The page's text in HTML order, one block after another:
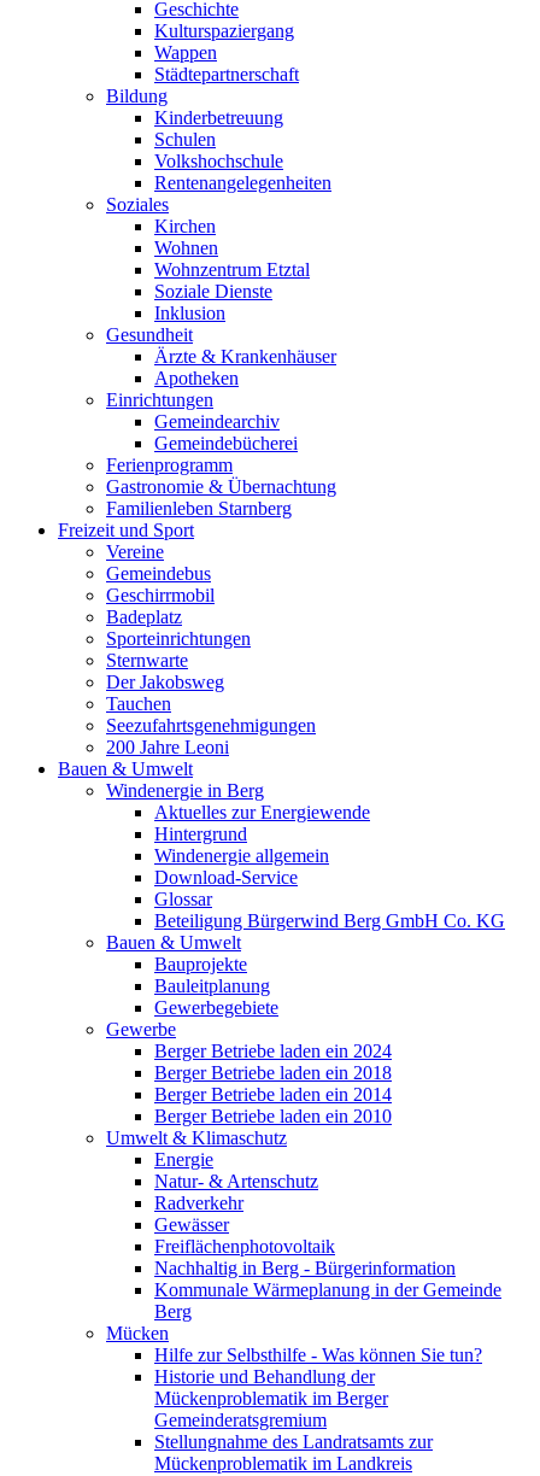
Geschichte
Kulturspaziergang
Wappen
Städtepartnerschaft
Bildung
Kinderbetreuung
Schulen
Volkshochschule
Rentenangelegenheiten
Soziales
Kirchen
Wohnen
Wohnzentrum Etztal
Soziale Dienste
Inklusion
Gesundheit
Ärzte & Krankenhäuser
Apotheken
Einrichtungen
Gemeindearchiv
Gemeindebücherei
Ferienprogramm
Gastronomie & Übernachtung
Familienleben Starnberg
Freizeit und Sport
Vereine
Gemeindebus
Geschirrmobil
Badeplatz
Sporteinrichtungen
Sternwarte
Der Jakobsweg
Tauchen
Seezufahrtsgenehmigungen
200 Jahre Leoni
Bauen & Umwelt
Windenergie in Berg
Aktuelles zur Energiewende
Hintergrund
Windenergie allgemein
Download-Service
Glossar
Beteiligung Bürgerwind Berg GmbH Co. KG
Bauen & Umwelt
Bauprojekte
Bauleitplanung
Gewerbegebiete
Gewerbe
Berger Betriebe laden ein 2024
Berger Betriebe laden ein 2018
Berger Betriebe laden ein 2014
Berger Betriebe laden ein 2010
Umwelt & Klimaschutz
Energie
Natur- & Artenschutz
Radverkehr
Gewässer
Freiflächenphotovoltaik
Nachhaltig in Berg - Bürgerinformation
Kommunale Wärmeplanung in der Gemeinde
Berg
Mücken
Hilfe zur Selbsthilfe - Was können Sie tun?
Historie und Behandlung der
Mückenproblematik im Berger
Gemeinderatsgremium
Stellungnahme des Landratsamts zur
Mückenproblematik im Landkreis